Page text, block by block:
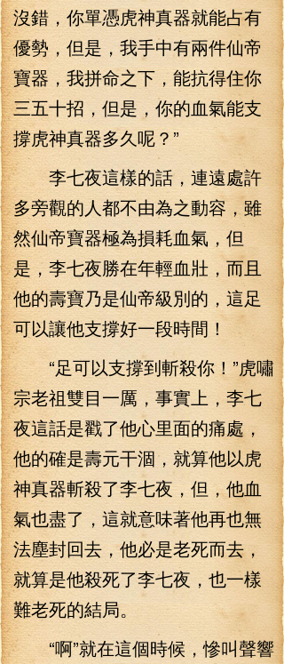
沒錯，你單憑虎神真器就能占有
優勢，但是，我手中有兩件仙帝
寶器，我拼命之下，能抗得住你
三五十招，但是，你的血氣能支
撐虎神真器多久呢？”
李七夜這樣的話，連遠處許
多旁觀的人都不由為之動容，雖
然仙帝寶器極為損耗血氣，但
是，李七夜勝在年輕血壯，而且
他的壽寶乃是仙帝級別的，這足
可以讓他支撐好一段時間！
“足可以支撐到斬殺你！”虎嘯
宗老祖雙目一厲，事實上，李七
夜這話是戳了他心里面的痛處，
他的確是壽元干涸，就算他以虎
神真器斬殺了李七夜，但，他血
氣也盡了，這就意味著他再也無
法塵封回去，他必是老死而去，
就算是他殺死了李七夜，也一樣
難老死的結局。
“啊”就在這個時候，慘叫聲響